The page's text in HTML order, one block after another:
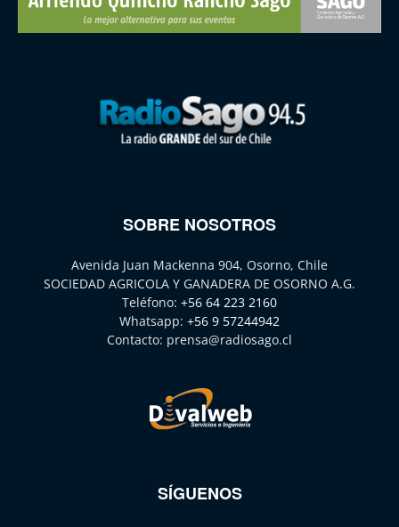
SOBRE NOSOTROS
Avenida Juan Mackenna 904, Osorno, Chile
SOCIEDAD AGRICOLA Y GANADERA DE OSORNO A.G.
Teléfono: +56 64 223 2160
Whatsapp: +56 9 57244942
Contacto: prensa@radiosago.cl
SÍGUENOS